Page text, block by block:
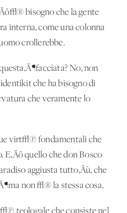
bisogno che la gente
interna, come una colonna
crollerebbe.
No, non
che ha bisogno di
che veramente lo
virt√π fondamentali che
E‚Äô quello che don Bosco
aggiusta tutto‚Äù, che
non √® la stessa cosa.
teologale che consiste nel